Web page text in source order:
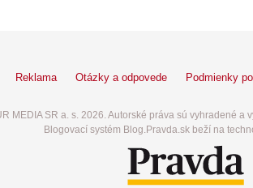
Reklama Otázky a odpovede Podmienky
MEDIA SR a. s. 2026. Autorské práva sú vyhradené a
Blogovací systém Blog.Pravda.sk beží na